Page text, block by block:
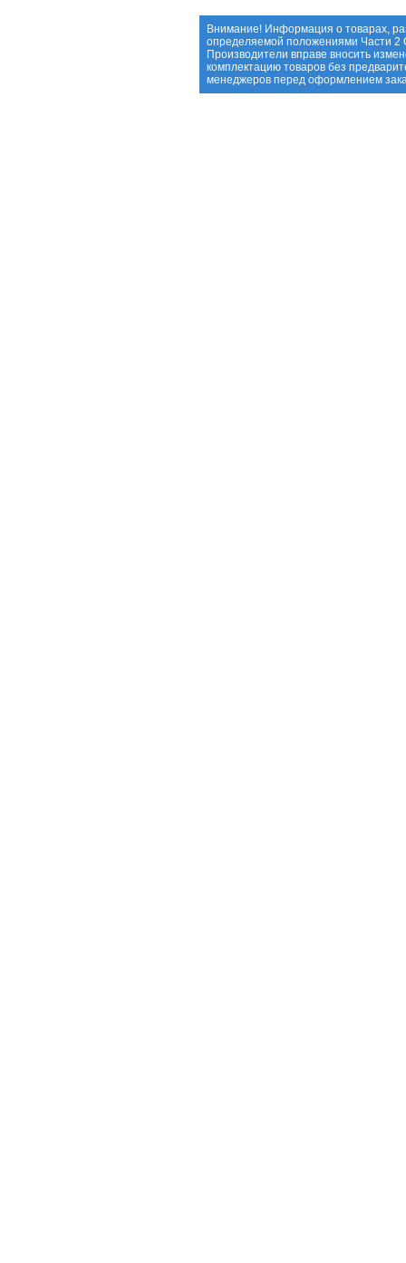
Внимание! Информация о товарах,
определяемой положениями Части 2
Производители вправе вносить
комплектацию товаров без
менеджеров перед оформлением